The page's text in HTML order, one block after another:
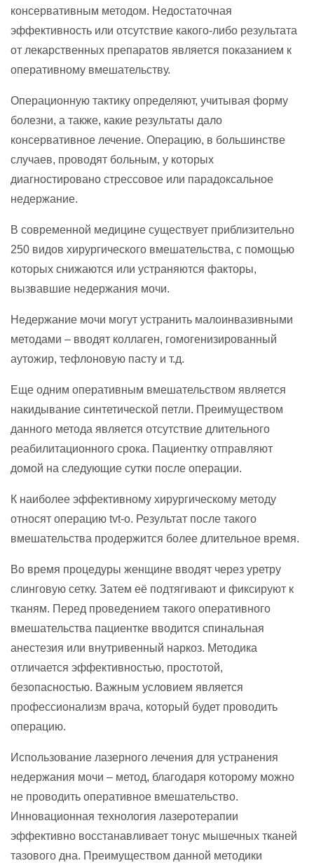
консервативным методом. Недостаточная
эффективность или отсутствие какого-либо результата
от лекарственных препаратов является показанием к
оперативному вмешательству.
Операционную тактику определяют, учитывая форму
болезни, а также, какие результаты дало
консервативное лечение. Операцию, в большинстве
случаев, проводят больным, у которых
диагностировано стрессовое или парадоксальное
недержание.
В современной медицине существует приблизительно
250 видов хирургического вмешательства, с помощью
которых снижаются или устраняются факторы,
вызвавшие недержания мочи.
Недержание мочи могут устранить малоинвазивными
методами – вводят коллаген, гомогенизированный
аутожир, тефлоновую пасту и т.д.
Еще одним оперативным вмешательством является
накидывание синтетической петли. Преимуществом
данного метода является отсутствие длительного
реабилитационного срока. Пациентку отправляют
домой на следующие сутки после операции.
К наиболее эффективному хирургическому методу
относят операцию tvt-o. Результат после такого
вмешательства продержится более длительное время.
Во время процедуры женщине вводят через уретру
слинговую сетку. Затем её подтягивают и фиксируют к
тканям. Перед проведением такого оперативного
вмешательства пациентке вводится спинальная
анестезия или внутривенный наркоз. Методика
отличается эффективностью, простотой,
безопасностью. Важным условием является
профессионализм врача, который будет проводить
операцию.
Использование лазерного лечения для устранения
недержания мочи – метод, благодаря которому можно
не проводить оперативное вмешательство.
Инновационная технология лазеротерапии
эффективно восстанавливает тонус мышечных тканей
тазового дна. Преимуществом данной методики